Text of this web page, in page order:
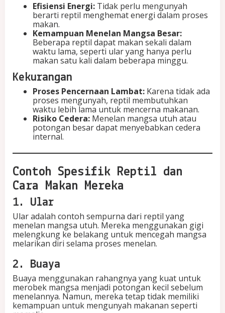
Efisiensi Energi: Tidak perlu mengunyah
berarti reptil menghemat energi dalam proses
makan.
Kemampuan Menelan Mangsa Besar:
Beberapa reptil dapat makan sekali dalam
waktu lama, seperti ular yang hanya perlu
makan satu kali dalam beberapa minggu.
Kekurangan
Proses Pencernaan Lambat: Karena tidak ada
proses mengunyah, reptil membutuhkan
waktu lebih lama untuk mencerna makanan.
Risiko Cedera: Menelan mangsa utuh atau
potongan besar dapat menyebabkan cedera
internal.
Contoh Spesifik Reptil dan
Cara Makan Mereka
1. Ular
Ular adalah contoh sempurna dari reptil yang
menelan mangsa utuh. Mereka menggunakan gigi
melengkung ke belakang untuk mencegah mangsa
melarikan diri selama proses menelan.
2. Buaya
Buaya menggunakan rahangnya yang kuat untuk
merobek mangsa menjadi potongan kecil sebelum
menelannya. Namun, mereka tetap tidak memiliki
kemampuan untuk mengunyah makanan seperti